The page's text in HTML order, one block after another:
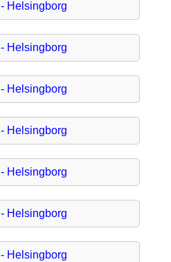
- Helsingborg
- Helsingborg
- Helsingborg
- Helsingborg
- Helsingborg
- Helsingborg
- Helsingborg